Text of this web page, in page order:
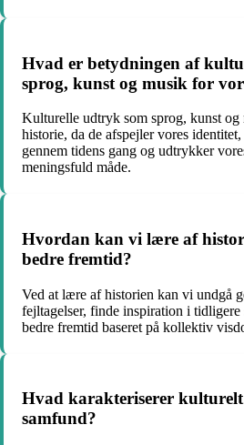
Hvad er betydningen af
sprog, kunst og musik for
Kulturelle udtryk som sprog, kunst
historie, da de afspejler vores
gennem tidens gang og udtrykker
meningsfuld måde.
Hvordan kan vi lære af
bedre fremtid?
Ved at lære af historien kan vi undgå
fejltagelser, finde inspiration i tidligere
bedre fremtid baseret på kollektiv
Hvad karakteriserer
samfund?